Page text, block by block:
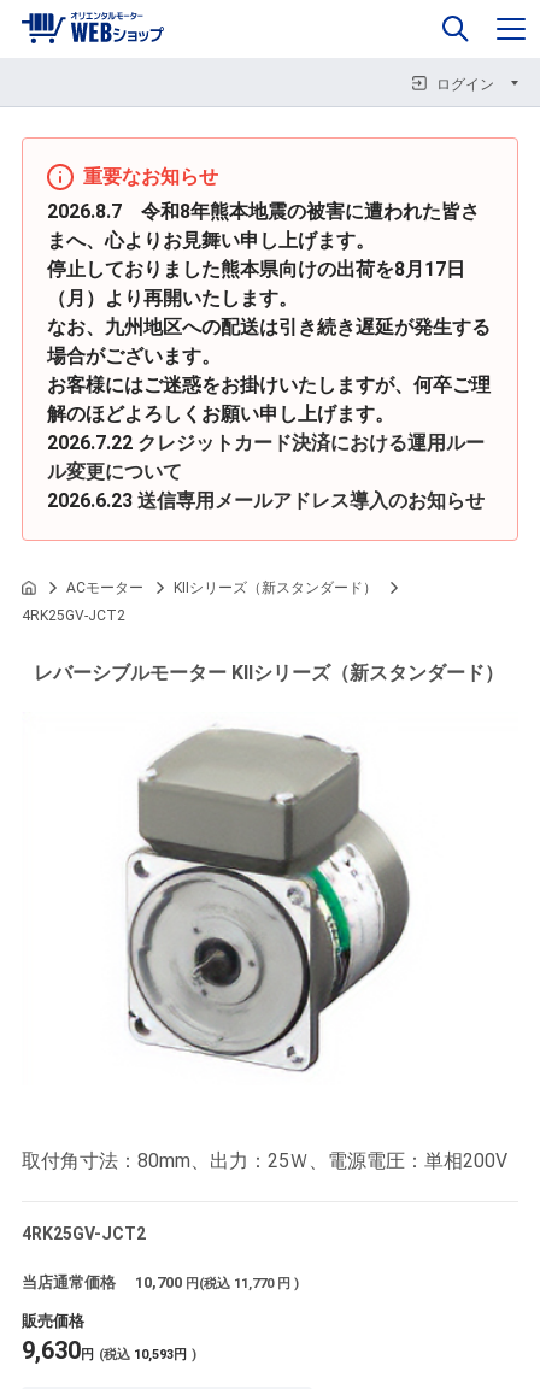
企業情報
ログイン
カート 0
重要なお知らせ
2026.8.7 令和8年熊本地震の被害に遭われた皆さ
まへ、心よりお見舞い申し上げます。
停止しておりました熊本県向けの出荷を8月17日
（月）より再開いたします。
なお、九州地区への配送は引き続き遅延が発生する
場合がございます。
お客様にはご迷惑をお掛けいたしますが、何卒ご理
解のほどよろしくお願い申し上げます。
2026.7.22 クレジットカード決済における運用ルー
ル変更について
2026.6.23 送信専用メールアドレス導入のお知らせ
ACモーター
KIIシリーズ（新スタンダード）
4RK25GV-JCT2
レバーシブルモーター KIIシリーズ（新スタンダード）
取付角寸法：80mm、出力：25Ｗ、電源電圧：単相200V
4RK25GV-JCT2
当店通常価格 10,700 円(税込 11,770 円 )
販売価格
9,630円 (税込 10,593円 )